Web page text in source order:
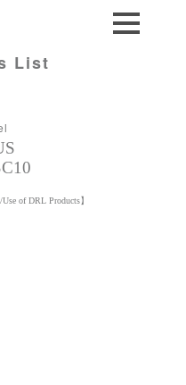
List
of DRL Products】